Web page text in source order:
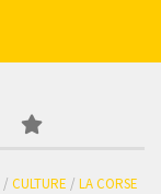
/ CULTURE / LA CORSE